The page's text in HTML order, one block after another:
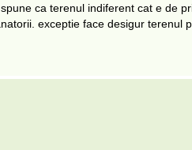
ca terenul indiferent cat e de
exceptie face desigur terenul